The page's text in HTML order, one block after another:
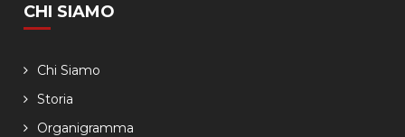
CHI SIAMO
Chi Siamo
Storia
Organigramma